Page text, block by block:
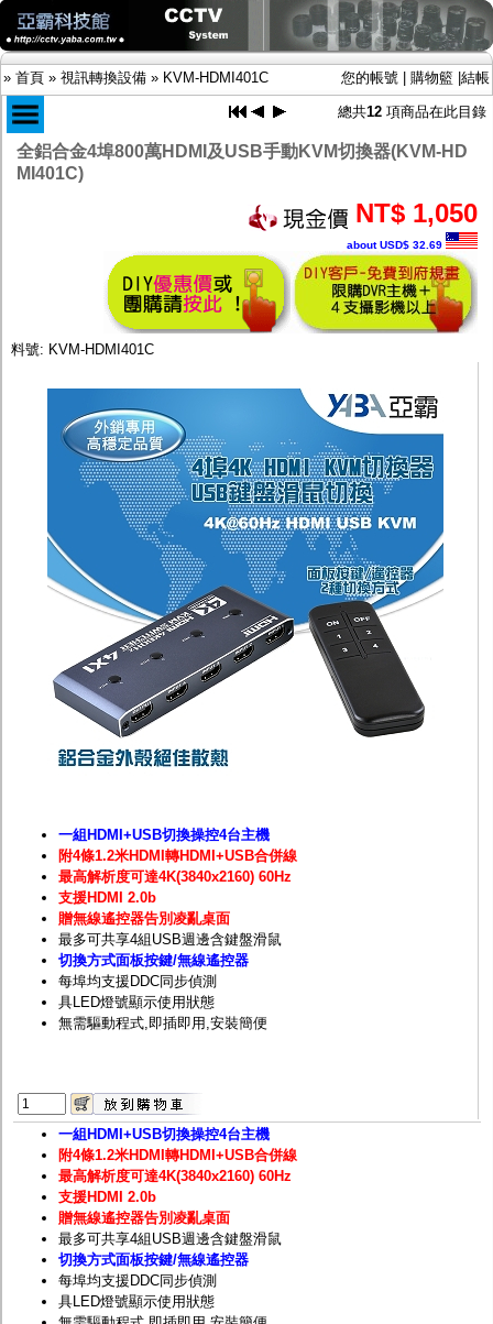
» 首頁 » 視訊轉換設備 » KVM-HDMI401C 您的帳號 購物籃 結帳
商品目錄
AHD DVR數位錄放影機
AHD半球型(適用屋內)
AHD中小型紅外線攝影機(適用騎樓、室內外)
AHD防護罩型攝影機(適用屋外，紅外線照射
AHD特殊功能型攝影機
投光設備
防護罩及支架
多路攝影機單軸傳輸
監聽器.麥克風
視訊轉換設備
雙絞線傳輸器
雜訊改善器
分配放大器
網路線用水晶頭
懶人線.同軸線.花線
線頭.插座.延長線.HDMI線
集線盒.防水盒.配線盒
變壓器.避雷器
轉接頭
客訂商品
總共12 項商品在此目錄
全鋁合金4埠800萬HDMI及USB手動KVM切換器(KVM-HD
MI401C)
NT$ 1,050
about USD$ 32.69
料號: KVM-HDMI401C
一組HDMI+USB切換操控4台主機
附4條1.2米HDMI轉HDMI+USB合併線
最高解析度可達4K(3840x2160) 60Hz
支援HDMI 2.0b
贈無線遙控器告別凌亂桌面
最多可共享4組USB週邊含鍵盤滑鼠
切換方式面板按鍵/無線遙控器
每埠均支援DDC同步偵測
具LED燈號顯示使用狀態
無需驅動程式,即插即用,安裝簡便
一組HDMI+USB切換操控4台主機
附4條1.2米HDMI轉HDMI+USB合併線
最高解析度可達4K(3840x2160) 60Hz
支援HDMI 2.0b
贈無線遙控器告別凌亂桌面
最多可共享4組USB週邊含鍵盤滑鼠
切換方式面板按鍵/無線遙控器
每埠均支援DDC同步偵測
具LED燈號顯示使用狀態